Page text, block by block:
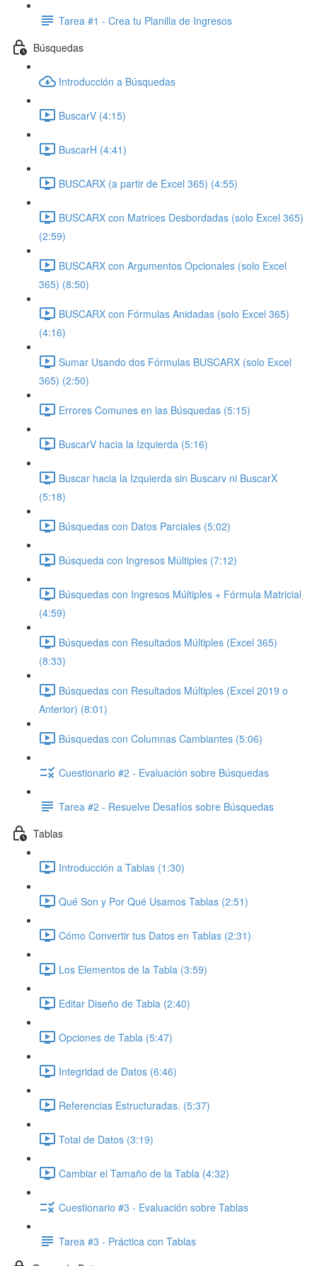
Tarea #1 - Crea tu Planilla de Ingresos
Búsquedas
Introducción a Búsquedas
BuscarV (4:15)
BuscarH (4:41)
BUSCARX (a partir de Excel 365) (4:55)
BUSCARX con Matrices Desbordadas (solo Excel 365)
(2:59)
BUSCARX con Argumentos Opcionales (solo Excel
365) (8:50)
BUSCARX con Fórmulas Anidadas (solo Excel 365)
(4:16)
Sumar Usando dos Fórmulas BUSCARX (solo Excel
365) (2:50)
Errores Comunes en las Búsquedas (5:15)
BuscarV hacia la Izquierda (5:16)
Buscar hacia la Izquierda sin Buscarv ni BuscarX
(5:18)
Búsquedas con Datos Parciales (5:02)
Búsqueda con Ingresos Múltiples (7:12)
Búsquedas con Ingresos Múltiples + Fórmula Matricial
(4:59)
Búsquedas con Resultados Múltiples (Excel 365)
(8:33)
Búsquedas con Resultados Múltiples (Excel 2019 o
Anterior) (8:01)
Búsquedas con Columnas Cambiantes (5:06)
Cuestionario #2 - Evaluación sobre Búsquedas
Tarea #2 - Resuelve Desafíos sobre Búsquedas
Tablas
Introducción a Tablas (1:30)
Qué Son y Por Qué Usamos Tablas (2:51)
Cómo Convertir tus Datos en Tablas (2:31)
Los Elementos de la Tabla (3:59)
Editar Diseño de Tabla (2:40)
Opciones de Tabla (5:47)
Integridad de Datos (6:46)
Referencias Estructuradas. (5:37)
Total de Datos (3:19)
Cambiar el Tamaño de la Tabla (4:32)
Cuestionario #3 - Evaluación sobre Tablas
Tarea #3 - Práctica con Tablas